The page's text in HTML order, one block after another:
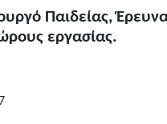
Παιδείας,
εργασίας.